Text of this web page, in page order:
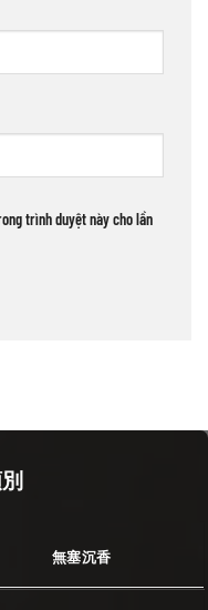
trình duyệt này cho lần
無塞沉香